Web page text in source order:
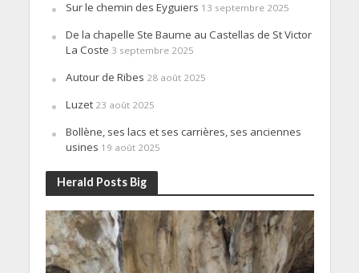
Sur le chemin des Eyguiers 13 septembre 2025
De la chapelle Ste Baume au Castellas de St Victor
La Coste 3 septembre 2025
Autour de Ribes 28 août 2025
Luzet 23 août 2025
Bollène, ses lacs et ses carrières, ses anciennes
usines 19 août 2025
Herald Posts Big